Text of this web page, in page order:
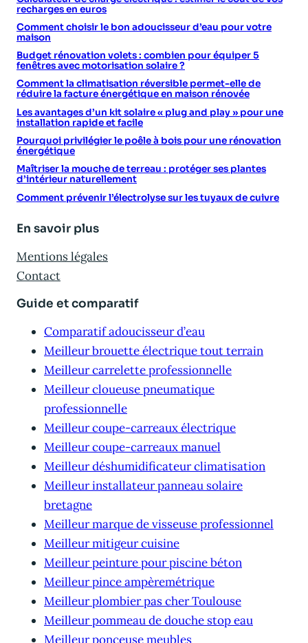
recharges en euros
Comment choisir le bon adoucisseur d’eau pour votre
maison
Budget rénovation volets : combien pour équiper 5
fenêtres avec motorisation solaire ?
Comment la climatisation réversible permet-elle de
réduire la facture énergétique en maison rénovée
Les avantages d’un kit solaire « plug and play » pour une
installation rapide et facile
Pourquoi privilégier le poêle à bois pour une rénovation
énergétique
Maîtriser la mouche de terreau : protéger ses plantes
d’intérieur naturellement
Comment prévenir l’électrolyse sur les tuyaux de cuivre
En savoir plus
Mentions légales
Contact
Guide et comparatif
Comparatif adoucisseur d’eau
Meilleur brouette électrique tout terrain
Meilleur carrelette professionnelle
Meilleur cloueuse pneumatique
professionnelle
Meilleur coupe-carreaux électrique
Meilleur coupe-carreaux manuel
Meilleur déshumidificateur climatisation
Meilleur installateur panneau solaire
bretagne
Meilleur marque de visseuse professionnel
Meilleur mitigeur cuisine
Meilleur peinture pour piscine béton
Meilleur pince ampèremétrique
Meilleur plombier pas cher Toulouse
Meilleur pommeau de douche stop eau
Meilleur ponceuse meubles